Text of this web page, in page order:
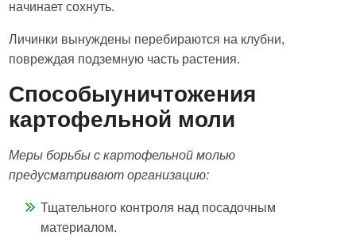
начинает сохнуть.
Личинки вынуждены перебираются на клубни,
повреждая подземную часть растения.
Способыуничтожения
картофельной моли
Меры борьбы с картофельной молью
предусматривают организацию:
Тщательного контроля над посадочным
материалом.